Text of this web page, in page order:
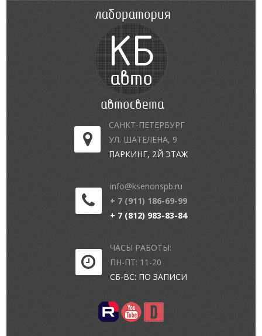
САНКТ-ПЕТЕРБУРГ
УЛ. ШАТЕЛЕНА, 9
ПАРКИНГ, 2Й ЭТАЖ
info@ksenonspb.ru
+ 7 (911) 186-69-99
+ 7 (812) 983-83-84
ЧАСЫ РАБОТЫ:
ПН-ПТ: 11-20
СБ-ВС: ПО ЗАПИСИ